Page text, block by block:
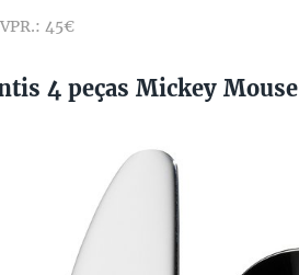
45€
4 peças Mickey Mouse